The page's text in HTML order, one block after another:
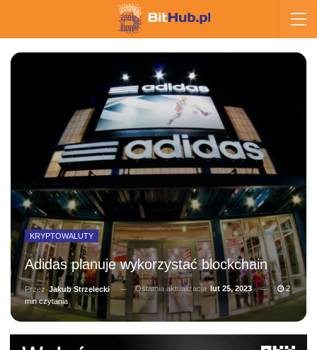
KRYPTOWALUTY
Adidas planuje wykorzystać blockchain
PrzezJakub Strzelecki Ostatnia aktualizacjalut 25, 2023
2
min czytania